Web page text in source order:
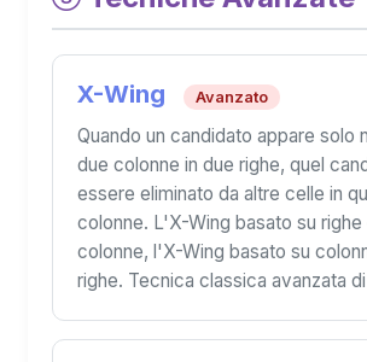
X-Wing Avanzato
Quando un candidato appare solo
due colonne in due righe, quel
essere eliminato da altre celle in
colonne. L'X-Wing basato su righe
colonne, l'X-Wing basato su
righe. Tecnica classica avanzata